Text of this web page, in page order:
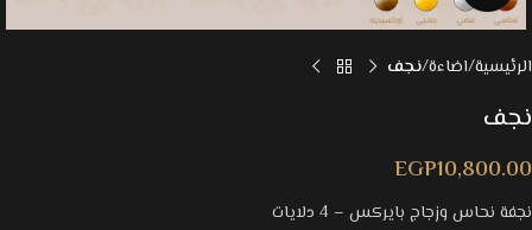
الرئيسية اضاءة نجف
نجف
EGP10,800.00
نجفة نحاس وزجاج بايركس – 4 دلايات